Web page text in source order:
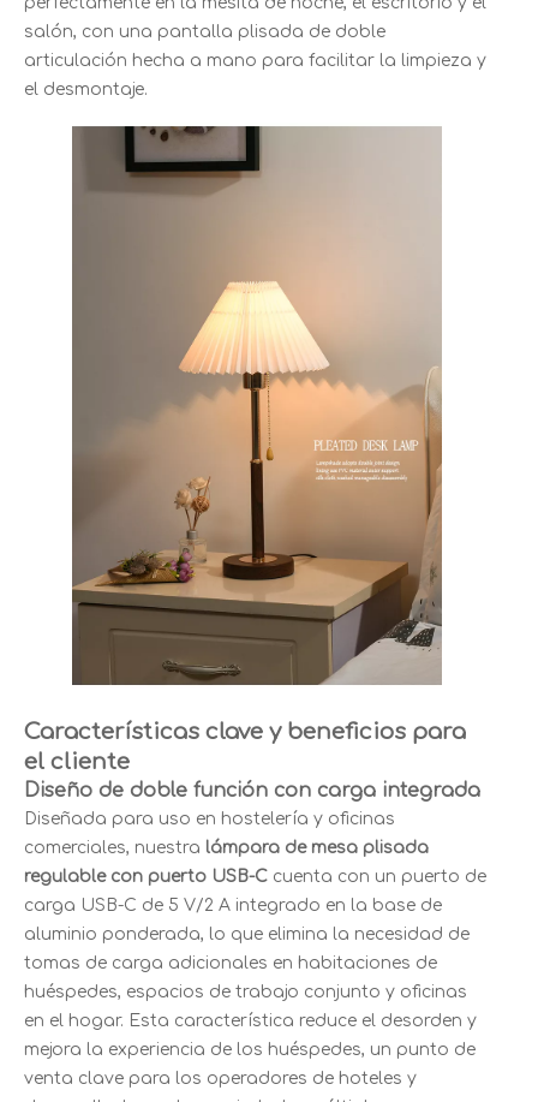
salón, con una pantalla plisada de doble
articulación hecha a mano para facilitar la limpieza y
el desmontaje.
Características clave y beneficios para
el cliente
Diseño de doble función con carga integrada
Diseñada para uso en hostelería y oficinas
comerciales, nuestra lámpara de mesa plisada
regulable con puerto USB-C cuenta con un puerto de
carga USB-C de 5 V/2 A integrado en la base de
aluminio ponderada, lo que elimina la necesidad de
tomas de carga adicionales en habitaciones de
huéspedes, espacios de trabajo conjunto y oficinas
en el hogar. Esta característica reduce el desorden y
mejora la experiencia de los huéspedes, un punto de
venta clave para los operadores de hoteles y